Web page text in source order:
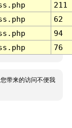
211
62
94
76
带来的访问不便我